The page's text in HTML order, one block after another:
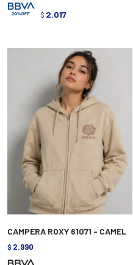
$ 2.017
CAMPERA ROXY 61071 - CAMEL
$ 2.990